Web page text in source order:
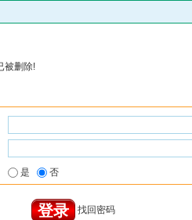
被删除!
是 否
找回密码